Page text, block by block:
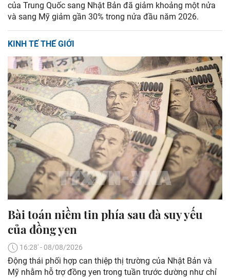
của Trung Quốc sang Nhật Bản đã giảm khoảng một nửa
và sang Mỹ giảm gần 30% trong nửa đầu năm 2026.
KINH TẾ THẾ GIỚI
Bài toán niềm tin phía sau đà suy yếu
của đồng yen
16:28' - 08/08/2026
Động thái phối hợp can thiệp thị trường của Nhật Bản và
Mỹ nhằm hỗ trợ đồng yen trong tuần trước dường như chỉ